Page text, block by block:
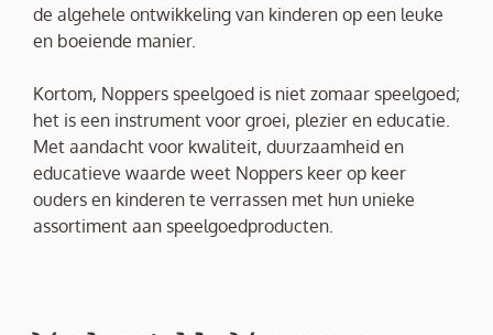
de algehele ontwikkeling van kinderen op een leuke
en boeiende manier.
Kortom, Noppers speelgoed is niet zomaar speelgoed;
het is een instrument voor groei, plezier en educatie.
Met aandacht voor kwaliteit, duurzaamheid en
educatieve waarde weet Noppers keer op keer
ouders en kinderen te verrassen met hun unieke
assortiment aan speelgoedproducten.